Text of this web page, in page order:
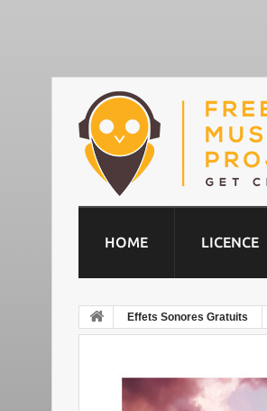
HOME LICENCE
Effets Sonores Gratuits